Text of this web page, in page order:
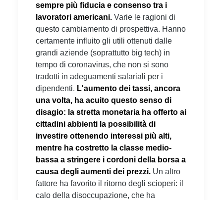
sempre più fiducia e consenso tra i
lavoratori americani. Varie le ragioni di
questo cambiamento di prospettiva. Hanno
certamente influito gli utili ottenuti dalle
grandi aziende (soprattutto big tech) in
tempo di coronavirus, che non si sono
tradotti in adeguamenti salariali per i
dipendenti. L'aumento dei tassi, ancora
una volta, ha acuito questo senso di
disagio: la stretta monetaria ha offerto ai
cittadini abbienti la possibilità di
investire ottenendo interessi più alti,
mentre ha costretto la classe medio-
bassa a stringere i cordoni della borsa a
causa degli aumenti dei prezzi. Un altro
fattore ha favorito il ritorno degli scioperi: il
calo della disoccupazione, che ha